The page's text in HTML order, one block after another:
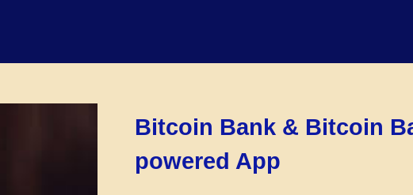
Bitcoin Bank & Bitcoin
powered App